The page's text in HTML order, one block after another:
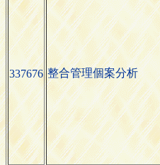
337676 整合管理個案分析